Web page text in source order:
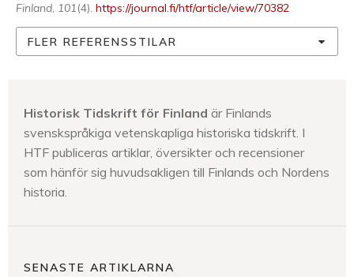
Finland, 101(4). https://journal.fi/htf/article/view/70382
FLER REFERENSSTILAR
Historisk Tidskrift för Finland är Finlands
svenskspråkiga vetenskapliga historiska tidskrift. I
HTF publiceras artiklar, översikter och recensioner
som hänför sig huvudsakligen till Finlands och Nordens
historia.
SENASTE ARTIKLARNA